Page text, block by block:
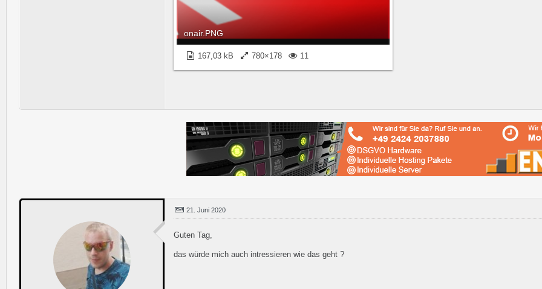
onair.PNG
167,03 kB 780×178 11
21. Juni 2020
Guten Tag,
das würde mich auch intressieren wie das geht ?